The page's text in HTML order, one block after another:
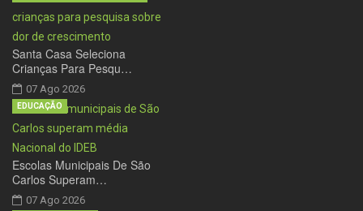
Santa Casa Seleciona
Crianças Para Pesqu…
07 Ago 2026
Escolas Municipais De São
Carlos Superam…
07 Ago 2026
EDUCAÇÃO